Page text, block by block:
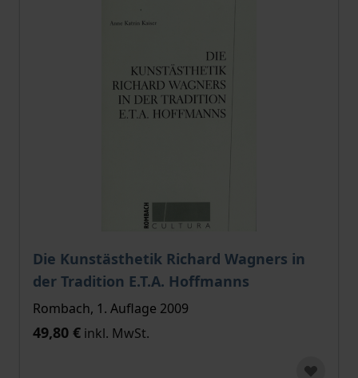
Die Kunstästhetik Richard Wagners in
der Tradition E.T.A. Hoffmanns
Rombach, 1. Auflage 2009
49,80 € inkl. MwSt.